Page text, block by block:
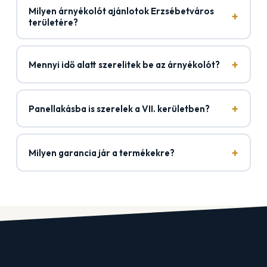
Milyen árnyékolót ajánlotok Erzsébetváros
területére?
+
Mennyi idő alatt szerelitek be az árnyékolót? +
Panellakásba is szerelek a VII. kerületben? +
Milyen garancia jár a termékekre? +